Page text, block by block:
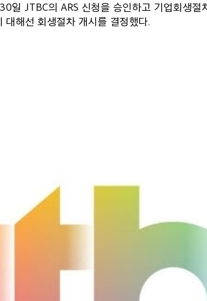
일 JTBC의 ARS 신청을 승인하고 기업회생
해선 회생절차 개시를 결정했다.